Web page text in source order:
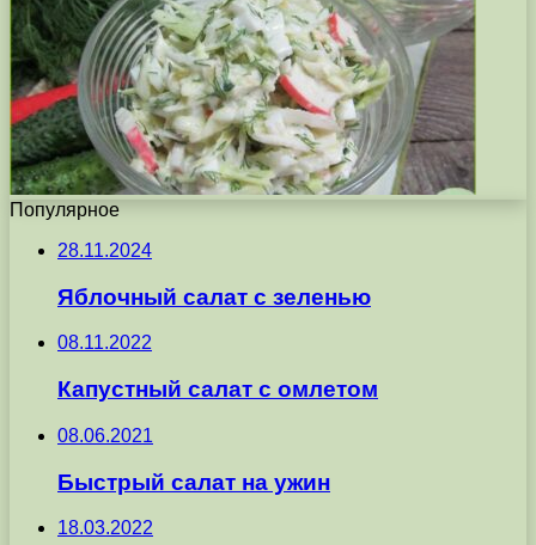
Популярное
28.11.2024
Яблочный салат с зеленью
08.11.2022
Капустный салат с омлетом
08.06.2021
Быстрый салат на ужин
18.03.2022